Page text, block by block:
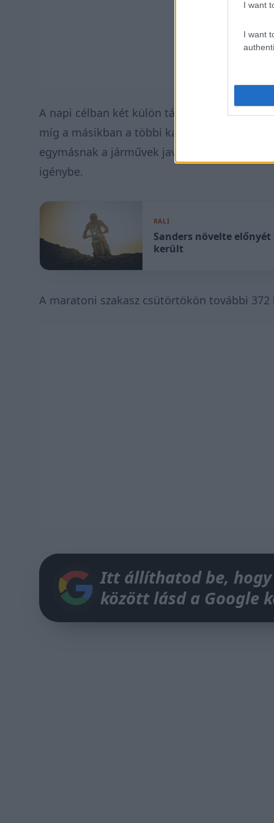
I want
I want
A napi célban két külön tábor várja a
míg a másikban a többi kategória indulói. A
egymásnak a járművek javításában,
igénybe.
RALI
Sanders növelte
került
A maratoni szakasz csütörtökön további
Itt állíthatod be, hogy
között lásd a Google